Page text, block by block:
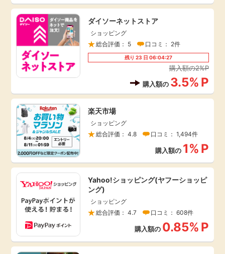
アンケート
ゲーム
買い物
モニター
ポイ活お得情報
お友達紹介
カード比較
毎日ゲット
引っ越し
買取・査定
学び
進学・教育
美容・健康
月額有料サービス
銀行・金融・投資
家計の固定費
ダイソーネットストア
ショッピング
総合評価： 5
口コミ： 2件
残り 23 日 06:04:27
購入額の2%P
購入額の 3.5% P
楽天市場
ショッピング
総合評価： 4.8
口コミ： 1,494件
購入額の 1% P
Yahoo!ショッピング(ヤフーショッピ
ング)
ショッピング
総合評価： 4.7
口コミ： 608件
購入額の 0.85% P